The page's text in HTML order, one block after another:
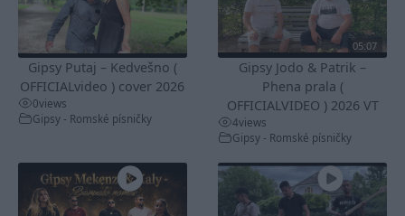
Gipsy Putaj – Kedvešno (
OFFICIALvideo ) cover 2026
0views
Gipsy - Romské písničky
05:07
Gipsy Jodo & Patrik –
Phena prala (
OFFICIALVIDEO ) 2026 VT
4views
Gipsy - Romské písničky